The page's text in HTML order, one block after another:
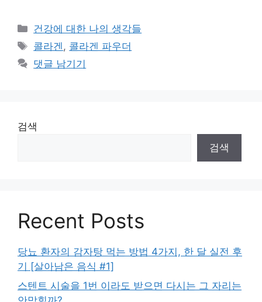
카
테
리
건강에 대한 나의 생각들
태
그
콜라겐 , 콜라겐 파우더
댓글 남기기
검색
검색
Recent Posts
당뇨 환자의 감자탕 먹는 방법 4가지, 한 달 실전 후
기 [살아남은 음식 #1]
스텐트 시술을 1번 이라도 받으면 다시는 그 자리는